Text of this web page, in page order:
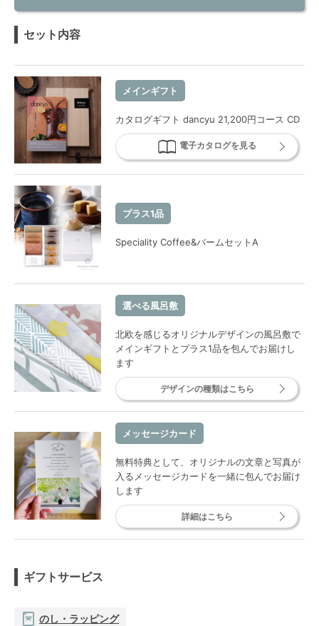
セット内容
メインギフト
カタログギフト dancyu 21,200円コース CD
電子カタログを見る
プラス1品
Speciality Coffee&バームセットA
選べる風呂敷
北欧を感じるオリジナルデザインの風呂敷で
メインギフトとプラス1品を包んでお届けし
ます
デザインの種類はこちら
メッセージカード
無料特典として、オリジナルの文章と写真が
入るメッセージカードを一緒に包んでお届け
します
詳細はこちら
ギフトサービス
のし・ラッピング